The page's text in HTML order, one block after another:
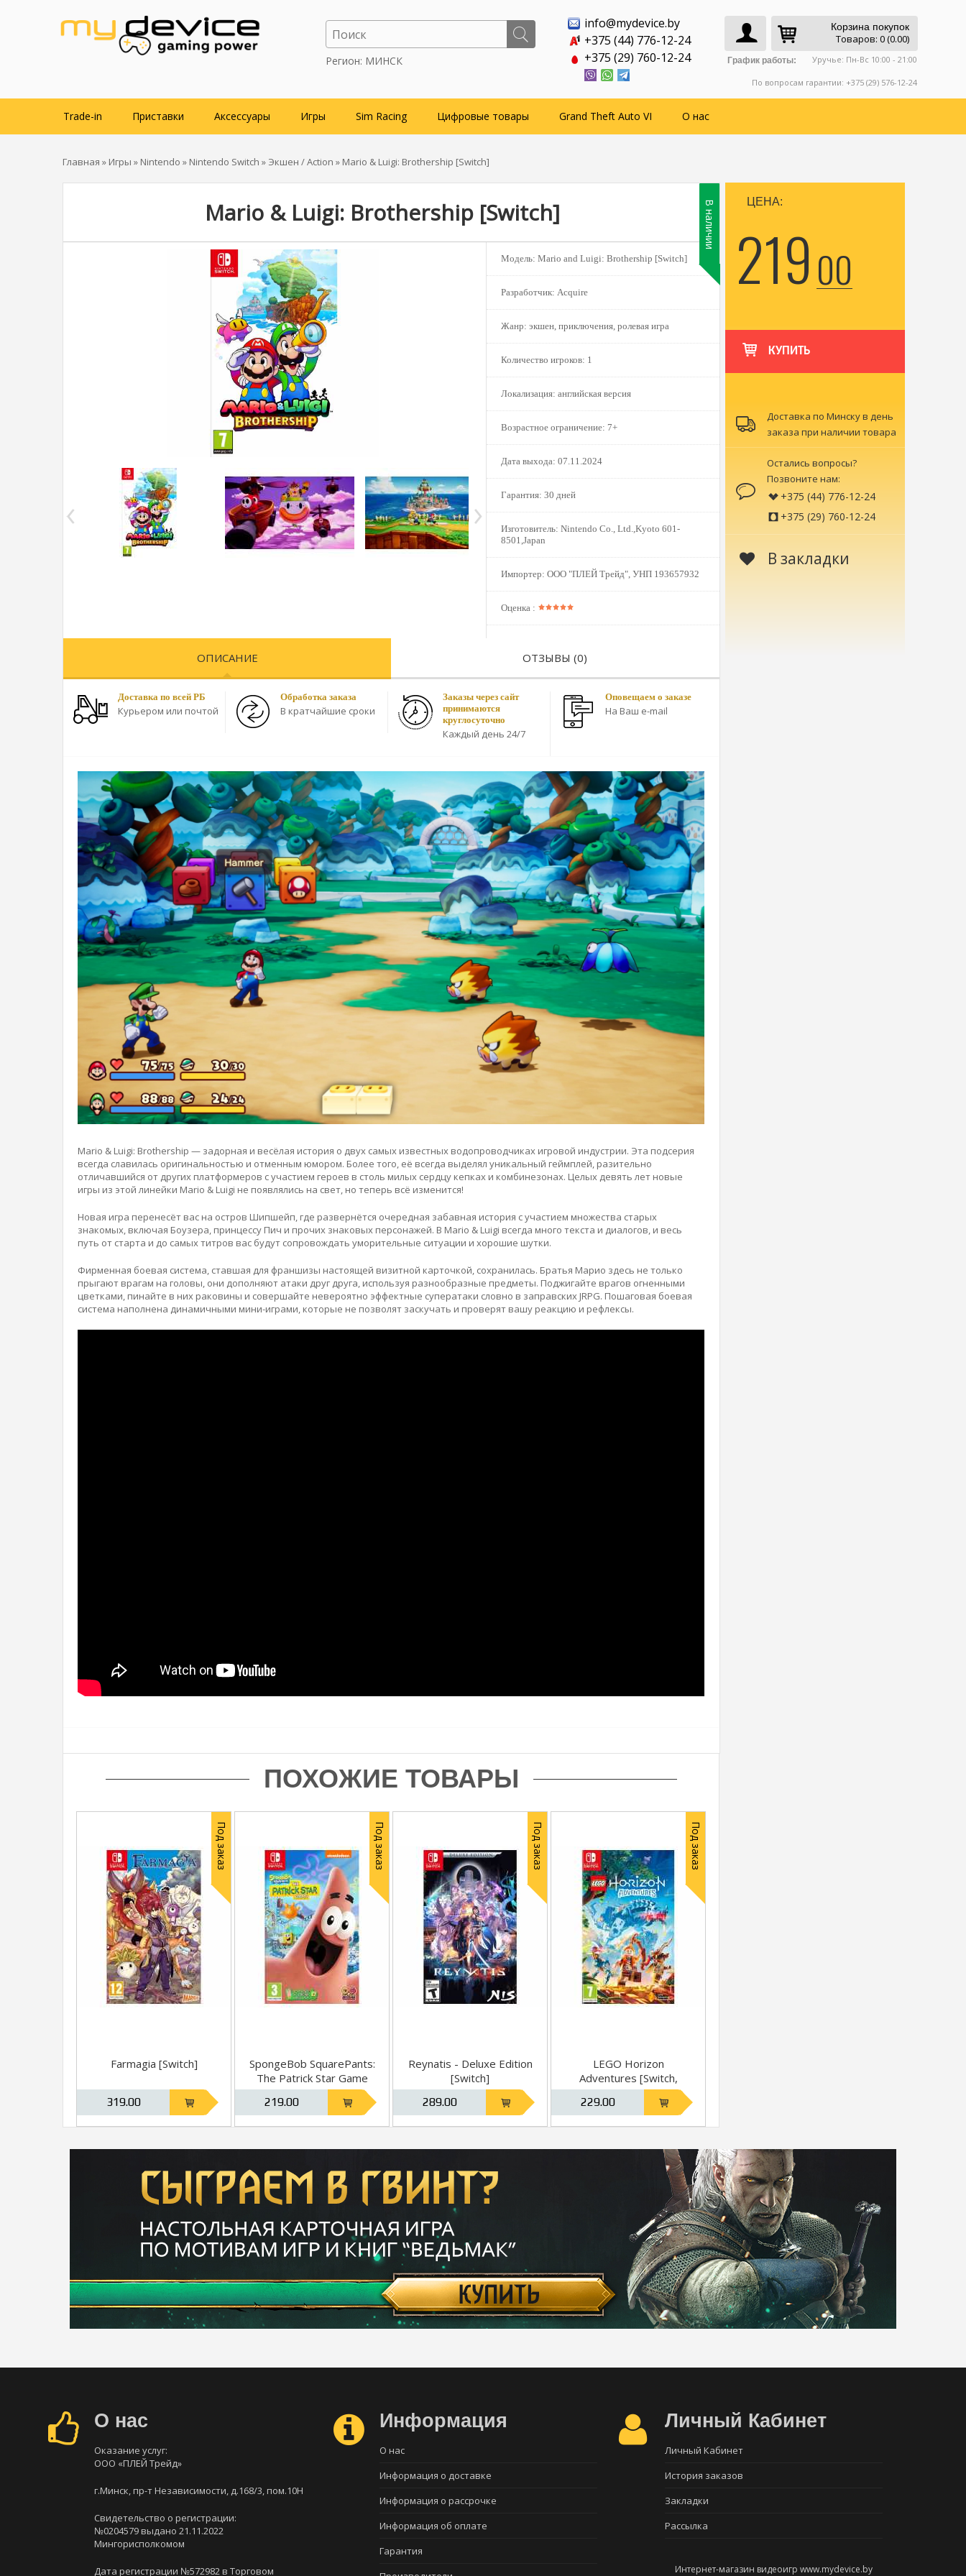
Регион: МИНСК
Корзина покупок
Товаров: 0 (0.00)
График работы: Уручье: Пн-Вс 10:00 - 21:00
По вопросам гарантии: +375 (29) 576-12-24
info@mydevice.by
+375 (44) 776-12-24
+375 (29) 760-12-24
Trade-in Приставки Аксессуары Игры Sim Racing Цифровые товары Grand Theft Auto VI О нас
Главная » Игры » Nintendo » Nintendo Switch » Экшен / Action » Mario & Luigi: Brothership [Switch]
Mario & Luigi: Brothership [Switch]
Модель: Mario and Luigi: Brothership [Switch]
Разработчик: Acquire
Жанр: экшен, приключения, ролевая игра
Количество игроков: 1
Локализация: английская версия
Возрастное ограничение: 7+
Дата выхода: 07.11.2024
Гарантия: 30 дней
Изготовитель: Nintendo Co., Ltd.,Kyoto 601-
8501,Japan
Импортер: ООО "ПЛЕЙ Трейд", УНП 193657932
Оценка :
В наличии
ОПИСАНИЕ ОТЗЫВЫ (0)
Доставка по всей РБ
Курьером или почтой
Обработка заказа
В кратчайшие сроки
Заказы через сайт
принимаются
круглосуточно
Каждый день 24/7
Оповещаем о заказе
На Ваш e-mail
Mario & Luigi: Brothership — задорная и весёлая история о двух самых известных водопроводчиках игровой индустрии. Эта подсерия
всегда славилась оригинальностью и отменным юмором. Более того, её всегда выделял уникальный геймплей, разительно
отличавшийся от других платформеров с участием героев в столь милых сердцу кепках и комбинезонах. Целых девять лет новые
игры из этой линейки Mario & Luigi не появлялись на свет, но теперь всё изменится!
Новая игра перенесёт вас на остров Шипшейп, где развернётся очередная забавная история с участием множества старых
знакомых, включая Боузера, принцессу Пич и прочих знаковых персонажей. В Mario & Luigi всегда много текста и диалогов, и весь
путь от старта и до самых титров вас будут сопровождать уморительные ситуации и хорошие шутки.
Фирменная боевая система, ставшая для франшизы настоящей визитной карточкой, сохранилась. Братья Марио здесь не только
прыгают врагам на головы, они дополняют атаки друг друга, используя разнообразные предметы. Поджигайте врагов огненными
цветками, пинайте в них раковины и совершайте невероятно эффектные суператаки словно в заправских JRPG. Пошаговая боевая
система наполнена динамичными мини-играми, которые не позволят заскучать и проверят вашу реакцию и рефлексы.
ЦЕНА:
21900
КУПИТЬ
Доставка по Минску в день
заказа при наличии товара
Остались вопросы?
Позвоните нам:
+375 (44) 776-12-24
+375 (29) 760-12-24
В закладки
ПОХОЖИЕ ТОВАРЫ
Под заказ
Farmagia [Switch]
319.00
Под заказ
SpongeBob SquarePants:
The Patrick Star Game
[Switch]
219.00
Под заказ
Reynatis - Deluxe Edition
[Switch]
289.00
Под заказ
LEGO Horizon
Adventures [Switch,
русская версия]
229.00
О нас
Оказание услуг:
ООО «ПЛЕЙ Трейд»
г.Минск, пр-т Независимости, д.168/3, пом.10Н
Свидетельство о регистрации:
№0204579 выдано 21.11.2022
Мингорисполкомом
Дата регистрации №572982 в Торговом
Информация
О нас
Информация о доставке
Информация о рассрочке
Информация об оплате
Гарантия
Личный Кабинет
Личный Кабинет
История заказов
Закладки
Рассылка
Интернет-магазин видеоигр www.mydevice.by